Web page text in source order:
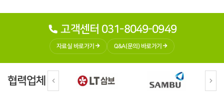
고객센터 031-8049-0949
자료실 바로가기 Q&A(문의) 바로가기
협력업체